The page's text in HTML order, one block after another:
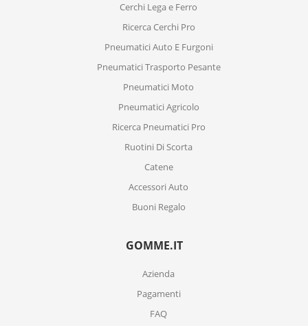
Cerchi Lega e Ferro
Ricerca Cerchi Pro
Pneumatici Auto E Furgoni
Pneumatici Trasporto Pesante
Pneumatici Moto
Pneumatici Agricolo
Ricerca Pneumatici Pro
Ruotini Di Scorta
Catene
Accessori Auto
Buoni Regalo
GOMME.IT
Azienda
Pagamenti
FAQ